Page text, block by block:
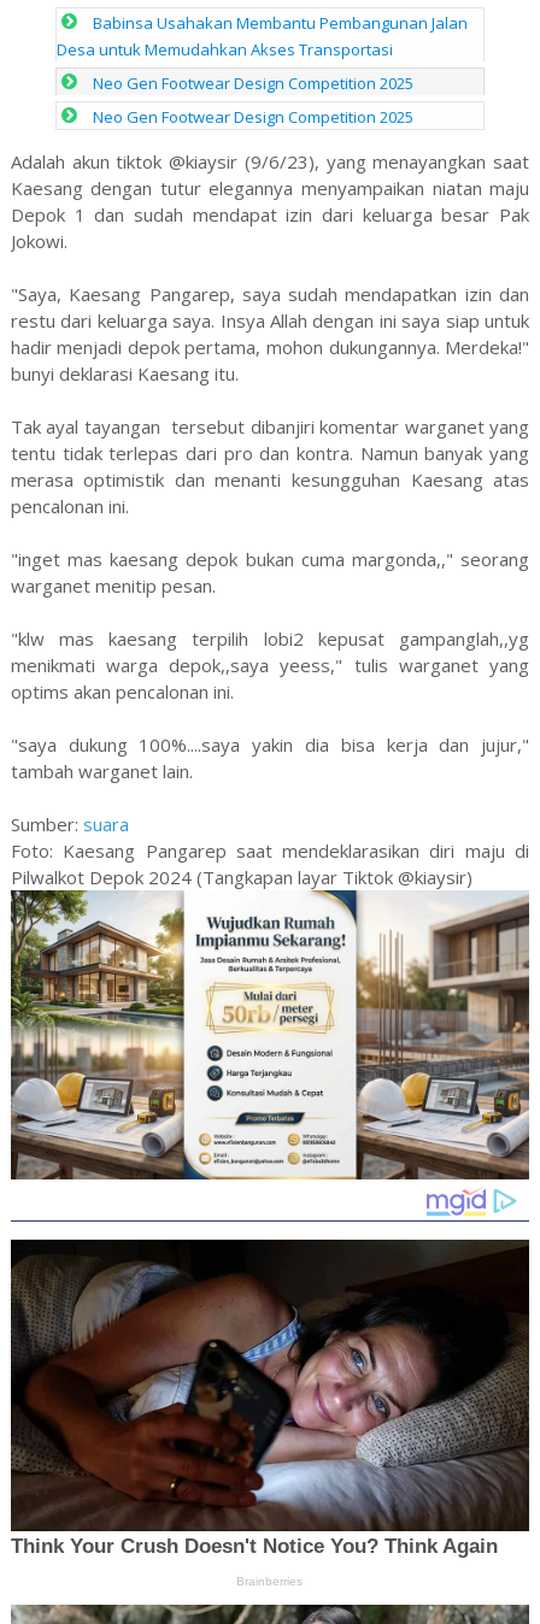
Babinsa Usahakan Membantu Pembangunan Jalan
Desa untuk Memudahkan Akses Transportasi
Neo Gen Footwear Design Competition 2025
Neo Gen Footwear Design Competition 2025
Adalah akun tiktok @kiaysir (9/6/23), yang menayangkan saat
Kaesang dengan tutur elegannya menyampaikan niatan maju
Depok 1 dan sudah mendapat izin dari keluarga besar Pak
Jokowi.
"Saya, Kaesang Pangarep, saya sudah mendapatkan izin dan
restu dari keluarga saya. Insya Allah dengan ini saya siap untuk
hadir menjadi depok pertama, mohon dukungannya. Merdeka!"
bunyi deklarasi Kaesang itu.
Tak ayal tayangan tersebut dibanjiri komentar warganet yang
tentu tidak terlepas dari pro dan kontra. Namun banyak yang
merasa optimistik dan menanti kesungguhan Kaesang atas
pencalonan ini.
"inget mas kaesang depok bukan cuma margonda,," seorang
warganet menitip pesan.
"klw mas kaesang terpilih lobi2 kepusat gampanglah,,yg
menikmati warga depok,,saya yeess," tulis warganet yang
optims akan pencalonan ini.
"saya dukung 100%....saya yakin dia bisa kerja dan jujur,"
tambah warganet lain.
Sumber: suara
Foto: Kaesang Pangarep saat mendeklarasikan diri maju di
Pilwalkot Depok 2024 (Tangkapan layar Tiktok @kiaysir)